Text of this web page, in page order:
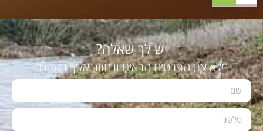
יש לך שאלה?
מלא את הפרטים הבאים ונחזור אליך בהקדם